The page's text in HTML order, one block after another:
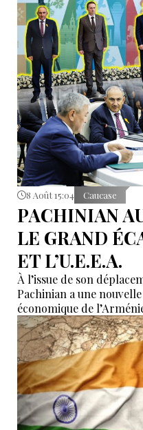
8 Août 15:04 Caucase
PACHINIAN
LE GRAND
ET L’U.E.E.A.
À l’issue de son
Pachinian a une
économique de
eurasiatique, tout en
avec l’Union
économique à l’UEEA
Erevan tente de
contradictions
masquer.